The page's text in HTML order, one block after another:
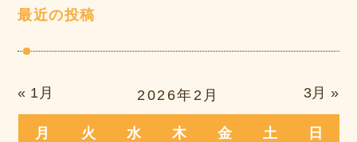
最近の投稿
2026年2月
月 火 水 木 金 土 日
« 1月 3月 »